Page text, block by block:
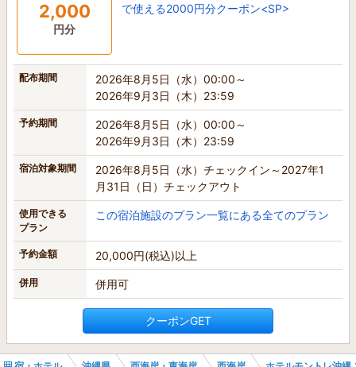
2,000
円分
で使える2000円分クーポン<SP>
配布期間
2026年8月5日（水）00:00～
2026年9月3日（木）23:59
予約期間
2026年8月5日（水）00:00～
2026年9月3日（木）23:59
宿泊対象期間
2026年8月5日（水）チェックイン～2027年1
月31日（日）チェックアウト
使用できる
プラン
この宿泊施設のプラン一覧にある全てのプラン
予約金額 20,000円(税込)以上
併用 併用可
クーポンGET